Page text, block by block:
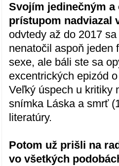
Svojím jedinečným
prístupom nadviazal
odvtedy až do 2017
nenatočil aspoň jeden
sexe, ale báli ste sa
excentrických epizód
Veľký úspech u kritiky
snímka Láska a smrť
literatúry.
Potom už prišli na
vo všetkých